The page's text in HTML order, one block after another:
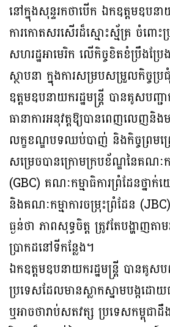
នៅក្នុងសុន្ទរកថាបើក ឯកឧត្តមឧបនា
ការកោតសរសើរដ៏ស្មោះស្ម័គ្រ ចំពោ
សហរដ្ឋអាមេរិក លើកិច្ចខិតខំប្រឹងប្
ស្ថាបនា ក្នុងការសម្របសម្រួលកិច្ចប្
ឧត្តមឧបនាយករដ្ឋមន្រ្តី បានគូសបញ្ជ
ធានាការអនុវត្តឱ្យបានពេញលេញនិ
លក្ខខណ្ឌបទឈប់បាញ់ និងកិច្ចព្រម
សម្រេចបានក្រោមក្របខ័ណ្ឌនៃគណៈក
(GBC) គណៈកម្មាធិការព្រំដែនថ្នា
និងគណៈកម្មាការចម្រុះព្រំដែន
ធ្ងន់ថា ភាពសុទ្ធចិត្ត ត្រូវតែបង្ហាញត
ប្រាកដនៅទីកន្លែង។
ឯកឧត្តមឧបនាយករដ្ឋមន្រ្តី បានគូសប
ប្រទេសដែលមានស្លាកស្នាមបង្កដោយ
ឬអាចថារាប់សតវត្ស ប្រទេសកម្ពុជ